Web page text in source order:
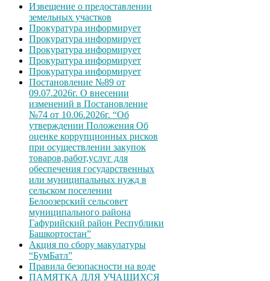
Извещение о предоставлении
земельных участков
Прокуратура информирует
Прокуратура информирует
Прокуратура информирует
Прокуратура информирует
Прокуратура информирует
Постановление №89 от
09.07.2026г. О внесении
изменений в Постановление
№74 от 10.06.2026г. “Об
утверждении Положения Об
оценке коррупционных рисков
при осуществлении закупок
товаров,работ,услуг для
обеспечения государственных
или муниципальных нужд в
сельском поселении
Белоозерский сельсовет
муниципального района
Гафурийский район Республики
Башкортостан”
Акция по сбору макулатуры
“БумБатл”
Правила безопасности на воде
ПАМЯТКА ДЛЯ УЧАЩИХСЯ